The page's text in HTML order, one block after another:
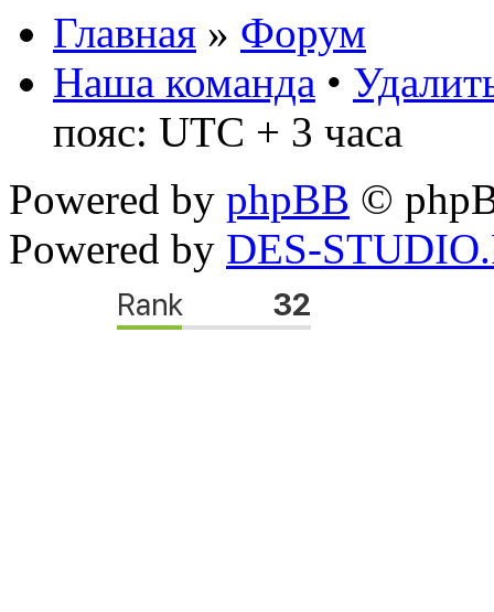
Главная » Форум
Наша команда •
пояс: UTC + 3 часа
Powered by phpBB ©
Powered by DES-